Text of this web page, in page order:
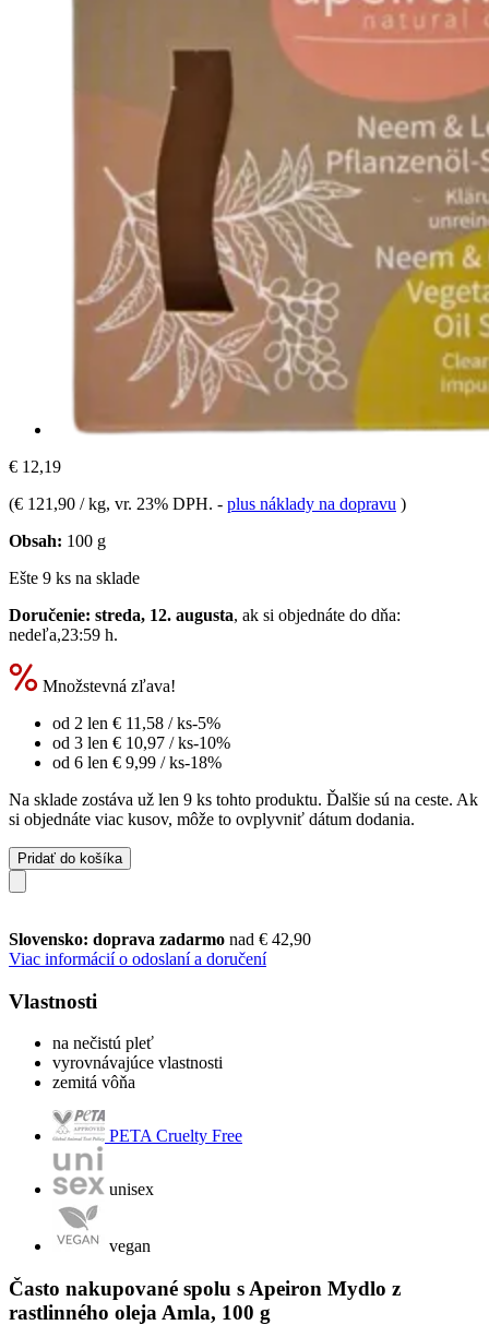
€ 12,19
(€ 121,90 / kg, vr. 23% DPH. - plus náklady na dopravu )
Obsah: 100 g
Ešte 9 ks na sklade
Doručenie: streda, 12. augusta, ak si objednáte do dňa:
nedeľa,23:59 h.
Množstevná zľava!
od 2 len € 11,58 / ks-5%
od 3 len € 10,97 / ks-10%
od 6 len € 9,99 / ks-18%
Na sklade zostáva už len 9 ks tohto produktu. Ďalšie sú na ceste. Ak
si objednáte viac kusov, môže to ovplyvniť dátum dodania.
Pridať do košíka
Slovensko: doprava zadarmo nad € 42,90
Viac informácií o odoslaní a doručení
Vlastnosti
na nečistú pleť
vyrovnávajúce vlastnosti
zemitá vôňa
PETA Cruelty Free
unisex
vegan
Často nakupované spolu s Apeiron Mydlo z
rastlinného oleja Amla, 100 g